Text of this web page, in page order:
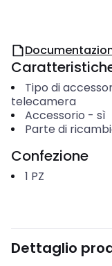
Tipo di
telecamera
Accessorio - sì
Parte di
Confezione
1 PZ
Dettaglio